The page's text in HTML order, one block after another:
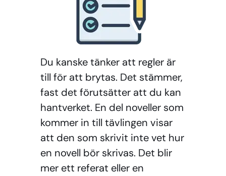
Du kanske tänker att regler är
till för att brytas. Det stämmer,
fast det förutsätter att du kan
hantverket. En del noveller som
kommer in till tävlingen visar
att den som skrivit inte vet hur
en novell bör skrivas. Det blir
mer ett referat eller en